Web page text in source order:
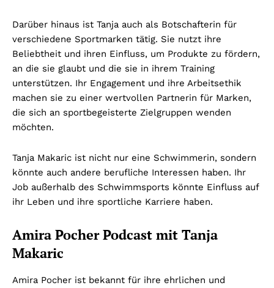
Darüber hinaus ist Tanja auch als Botschafterin für
verschiedene Sportmarken tätig. Sie nutzt ihre
Beliebtheit und ihren Einfluss, um Produkte zu fördern,
an die sie glaubt und die sie in ihrem Training
unterstützen. Ihr Engagement und ihre Arbeitsethik
machen sie zu einer wertvollen Partnerin für Marken,
die sich an sportbegeisterte Zielgruppen wenden
möchten.
Tanja Makaric ist nicht nur eine Schwimmerin, sondern
könnte auch andere berufliche Interessen haben. Ihr
Job außerhalb des Schwimmsports könnte Einfluss auf
ihr Leben und ihre sportliche Karriere haben.
Amira Pocher Podcast mit Tanja
Makaric
Amira Pocher ist bekannt für ihre ehrlichen und